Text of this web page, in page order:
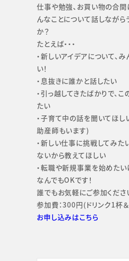
仕事や勉強、お買い物の合間
んなことについて話しながら
か？
たとえば・・・
・新しいアイデアについて、
い！
・息抜きに誰かと話したい
・引っ越してきたばかりで、
たい
・子育て中の話を聞いてほし
助産師もいます)
・新しい仕事に挑戦してみた
ないから教えてほしい
・転職や新規事業を始めたい
なんでもOKです！
誰でもお気軽にご参加くださ
参加費：300円(ドリンク1杯
お申し込みはこちら